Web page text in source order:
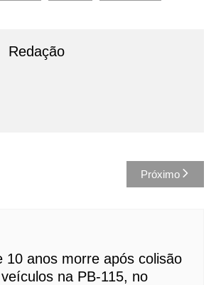
Redação
Próximo
10 anos morre após colisão
na PB-115, no